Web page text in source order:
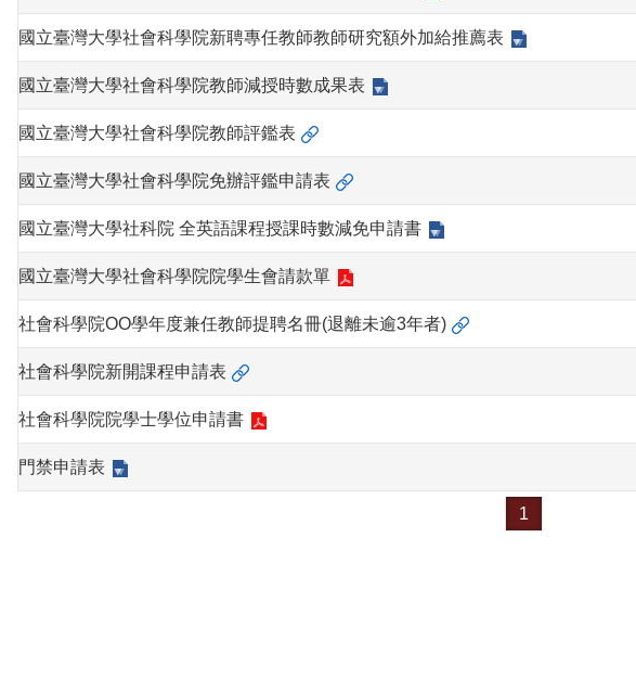
國立臺灣大學社會科學院新聘專任教師教師研究額外加給推薦表
國立臺灣大學社會科學院教師減授時數成果表
國立臺灣大學社會科學院教師評鑑表
國立臺灣大學社會科學院免辦評鑑申請表
國立臺灣大學社科院 全英語課程授課時數減免申請書
國立臺灣大學社會科學院院學生會請款單
社會科學院OO學年度兼任教師提聘名冊(退離未逾3年者)
社會科學院新開課程申請表
社會科學院院學士學位申請書
門禁申請表
1